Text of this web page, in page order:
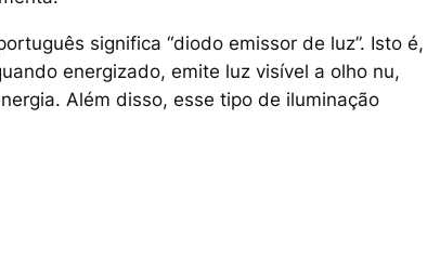
significa “diodo emissor de luz”. Isto é,
energizado, emite luz visível a olho nu,
Além disso, esse tipo de iluminação